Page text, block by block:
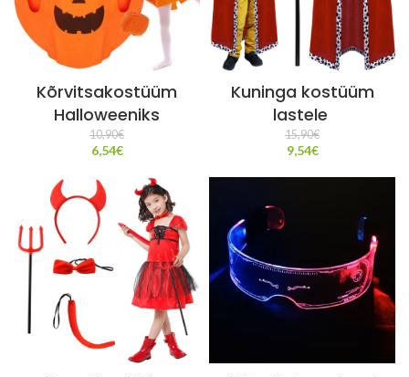
Kõrvitsakostüüm
Halloweeniks
10,90€
6,54€
Kuninga kostüüm
lastele
15,90€
9,54€